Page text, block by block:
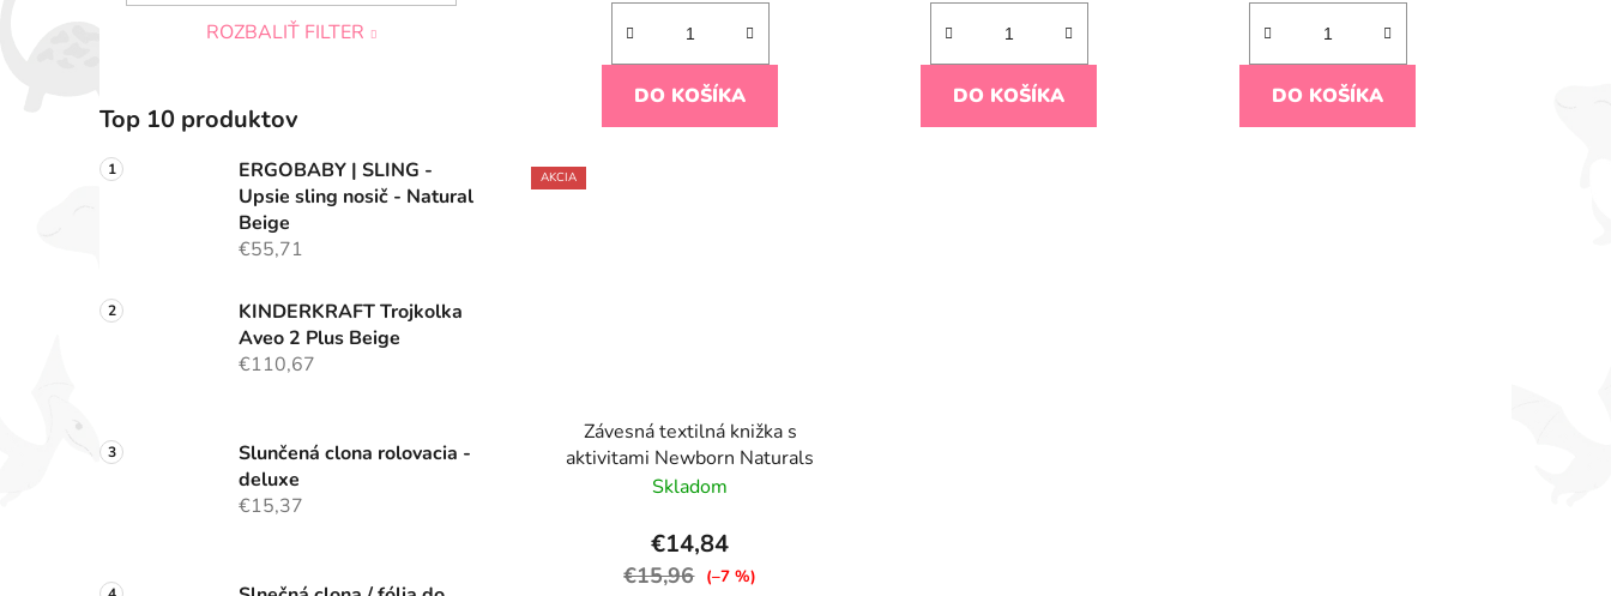
ROZBALIŤ FILTER
Top 10 produktov
ERGOBABY | SLING -
Upsie sling nosič - Natural
Beige
€55,71
KINDERKRAFT Trojkolka
Aveo 2 Plus Beige
€110,67
Slunčená clona rolovacia -
deluxe
€15,37
DO KOŠÍKA DO KOŠÍKA DO KOŠÍKA
AKCIA
Závesná textilná knižka s
aktivitami Newborn Naturals
Skladom
€14,84
€15,96 (–7 %)